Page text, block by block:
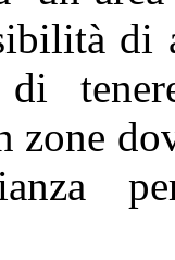
di
di
zone